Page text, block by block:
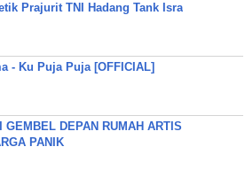
Prajurit TNI Hadang Tank Isra
- Ku Puja Puja [OFFICIAL]
GEMBEL DEPAN RUMAH ARTIS
PANIK